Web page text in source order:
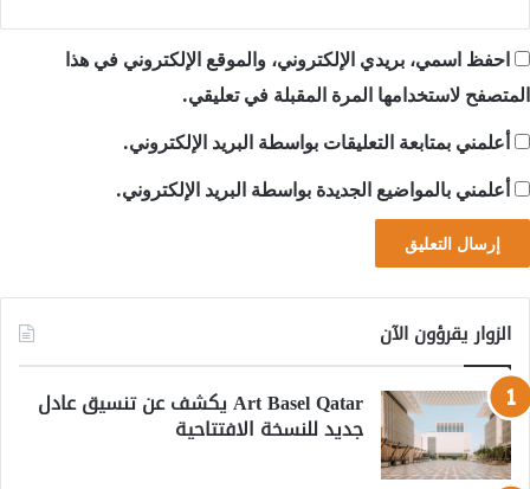
احفظ اسمي، بريدي الإلكتروني، والموقع الإلكتروني في هذا
المتصفح لاستخدامها المرة المقبلة في تعليقي.
أعلمني بمتابعة التعليقات بواسطة البريد الإلكتروني.
أعلمني بالمواضيع الجديدة بواسطة البريد الإلكتروني.
الزوار يقرؤون الآن
Art Basel Qatar يكشف عن تنسيق عادل
جديد للنسخة الافتتاحية